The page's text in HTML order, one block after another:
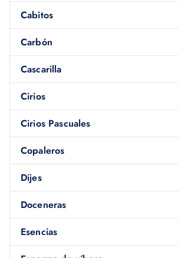
Cabitos
Carbón
Cascarilla
Cirios
Cirios Pascuales
Copaleros
Dijes
Doceneras
Esencias
Descripción Información
Descripción
Laveladora Siete Machoses
y atracción de buena suerte